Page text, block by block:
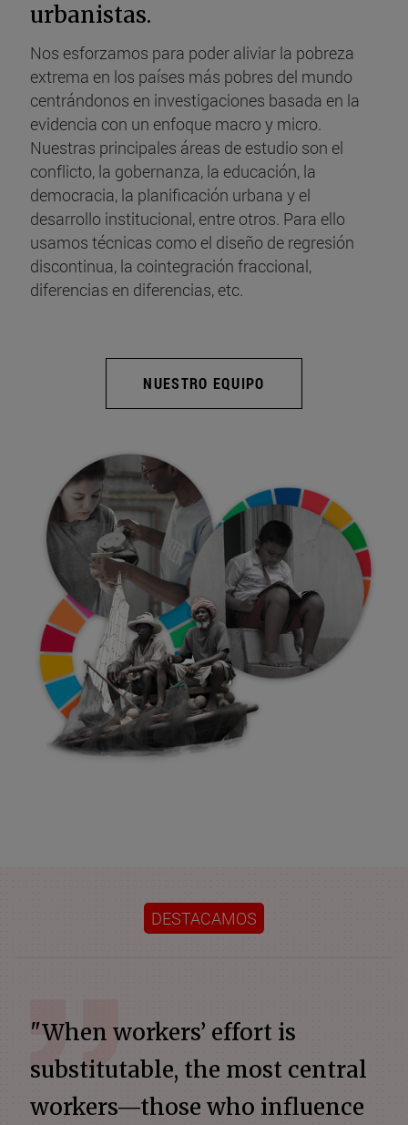
urbanistas.
Nos esforzamos para poder aliviar la pobreza
extrema en los países más pobres del mundo
centrándonos en investigaciones basada en la
evidencia con un enfoque macro y micro.
Nuestras principales áreas de estudio son el
conflicto, la gobernanza, la educación, la
democracia, la planificación urbana y el
desarrollo institucional, entre otros. Para ello
usamos técnicas como el diseño de regresión
discontinua, la cointegración fraccional,
diferencias en diferencias, etc.
NUESTRO EQUIPO
DESTACAMOS
"When workers’ effort is
substitutable, the most central
workers—those who influence